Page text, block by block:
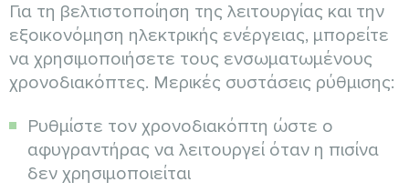
Για τη βελτιστοποίηση της λειτουργίας και την
εξοικονόμηση ηλεκτρικής ενέργειας, μπορείτε
να χρησιμοποιήσετε τους ενσωματωμένους
χρονοδιακόπτες. Μερικές συστάσεις ρύθμισης:
Ρυθμίστε τον χρονοδιακόπτη ώστε ο
αφυγραντήρας να λειτουργεί όταν η πισίνα
δεν χρησιμοποιείται